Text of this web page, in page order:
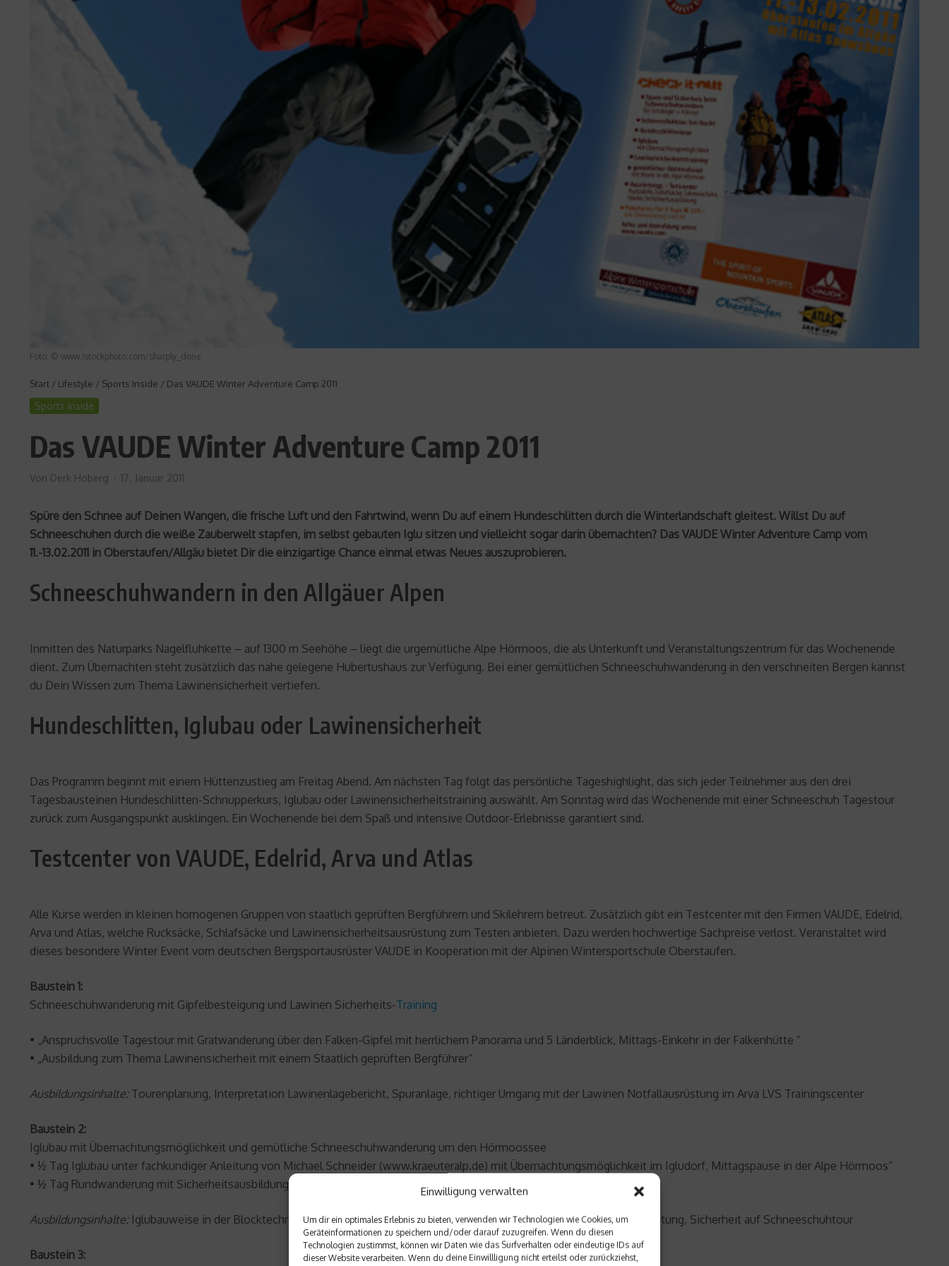
Einwilligung verwalten
Um dir ein optimales Erlebnis zu bieten, verwenden wir Technologien wie Cookies, um
Geräteinformationen zu speichern und/oder darauf zuzugreifen. Wenn du diesen
Technologien zustimmst, können wir Daten wie das Surfverhalten oder eindeutige IDs auf
dieser Website verarbeiten. Wenn du deine Einwillligung nicht erteilst oder zurückziehst,
Foto: © www.istockphoto.com/sharply_done
Start / Lifestyle / Sports Inside / Das VAUDE Winter Adventure Camp 2011
Sports Inside
Das VAUDE Winter Adventure Camp 2011
Von Derk Hoberg 17. Januar 2011
Spüre den Schnee auf Deinen Wangen, die frische Luft und den Fahrtwind, wenn Du auf einem Hundeschlitten durch die Winterlandschaft gleitest. Willst Du auf
Schneeschuhen durch die weiße Zauberwelt stapfen, im selbst gebauten Iglu sitzen und vielleicht sogar darin übernachten? Das VAUDE Winter Adventure Camp vom
11.-13.02.2011 in Oberstaufen/Allgäu bietet Dir die einzigartige Chance einmal etwas Neues auszuprobieren.
Schneeschuhwandern in den Allgäuer Alpen
Inmitten des Naturparks Nagelfluhkette – auf 1300 m Seehöhe – liegt die urgemütliche Alpe Hörmoos, die als Unterkunft und Veranstaltungszentrum für das Wochenende
dient. Zum Übernachten steht zusätzlich das nahe gelegene Hubertushaus zur Verfügung. Bei einer gemütlichen Schneeschuhwanderung in den verschneiten Bergen kannst
du Dein Wissen zum Thema Lawinensicherheit vertiefen.
Hundeschlitten, Iglubau oder Lawinensicherheit
Das Programm beginnt mit einem Hüttenzustieg am Freitag Abend. Am nächsten Tag folgt das persönliche Tageshighlight, das sich jeder Teilnehmer aus den drei
Tagesbausteinen Hundeschlitten-Schnupperkurs, Iglubau oder Lawinensicherheitstraining auswählt. Am Sonntag wird das Wochenende mit einer Schneeschuh Tagestour
zurück zum Ausgangspunkt ausklingen. Ein Wochenende bei dem Spaß und intensive Outdoor-Erlebnisse garantiert sind.
Testcenter von VAUDE, Edelrid, Arva und Atlas
Alle Kurse werden in kleinen homogenen Gruppen von staatlich geprüften Bergführern und Skilehrern betreut. Zusätzlich gibt ein Testcenter mit den Firmen VAUDE, Edelrid,
Arva und Atlas, welche Rucksäcke, Schlafsäcke und Lawinensicherheitsausrüstung zum Testen anbieten. Dazu werden hochwertige Sachpreise verlost. Veranstaltet wird
dieses besondere Winter Event vom deutschen Bergsportausrüster VAUDE in Kooperation mit der Alpinen Wintersportschule Oberstaufen.
Baustein 1:
Schneeschuhwanderung mit Gipfelbesteigung und Lawinen Sicherheits-Training
• „Anspruchsvolle Tagestour mit Gratwanderung über den Falken-Gipfel mit herrlichem Panorama und 5 Länderblick, Mittags-Einkehr in der Falkenhütte “
• „Ausbildung zum Thema Lawinensicherheit mit einem Staatlich geprüften Bergführer“
Ausbildungsinhalte:Tourenplanung, Interpretation Lawinenlagebericht, Spuranlage, richtiger Umgang mit der Lawinen Notfallausrüstung im Arva LVS Trainingscenter
Baustein 2:
Iglubau mit Übernachtungsmöglichkeit und gemütliche Schneeschuhwanderung um den Hörmoossee
• ½ Tag Iglubau unter fachkundiger Anleitung von Michael Schneider (www.kraeuteralp.de) mit Übernachtungsmöglichkeit im Igludorf, Mittagspause in der Alpe Hörmoos“
• ½ Tag Rundwanderung mit Sicherheitsausbildung mit einem Bergführer“
Ausbildungsinhalte:Iglubauweise in der Blocktechnik der Eskimos mit Schneesäge und Schaufel und Übernachtungsvorbereitung, Sicherheit auf Schneeschuhtour
Baustein 3: